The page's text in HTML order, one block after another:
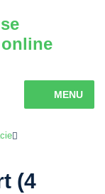
MENU
(4